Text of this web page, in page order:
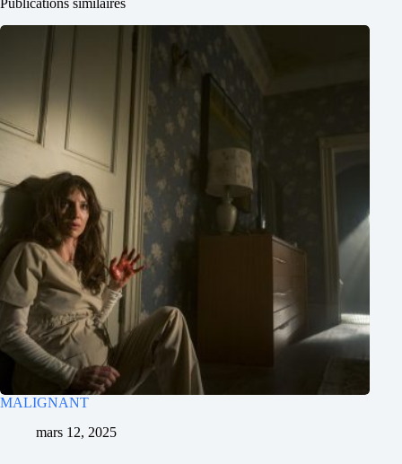
Publications similaires
MALIGNANT
mars 12, 2025